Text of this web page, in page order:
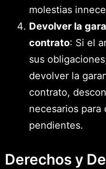
molestias
Devolver la
contrato: Si el
sus
devolver la
contrato,
necesarios para
pendientes.
Derechos y